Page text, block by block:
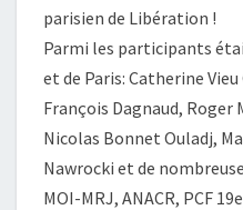
parisien de Libération !
Parmi les participants
et de Paris: Catherine
François Dagnaud, Roger
Nicolas Bonnet Ouladj,
Nawrocki et de
MOI-MRJ, ANACR, PCF